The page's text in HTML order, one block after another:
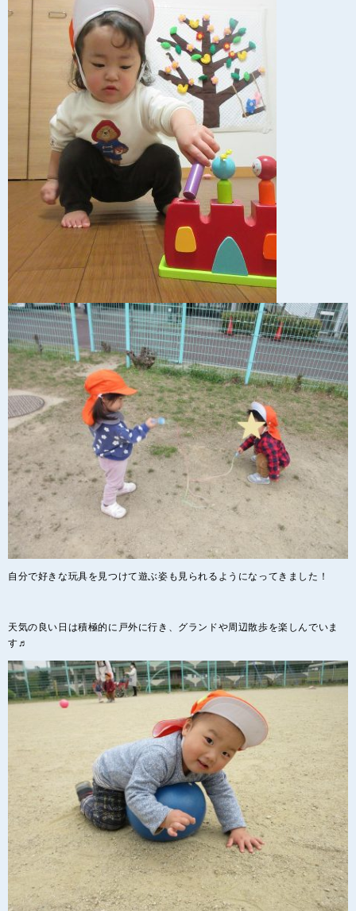
自分で好きな玩具を見つけて遊ぶ姿も見られるようになってきました！
天気の良い日は積極的に戸外に行き、グランドや周辺散歩を楽しんでいま
す♬